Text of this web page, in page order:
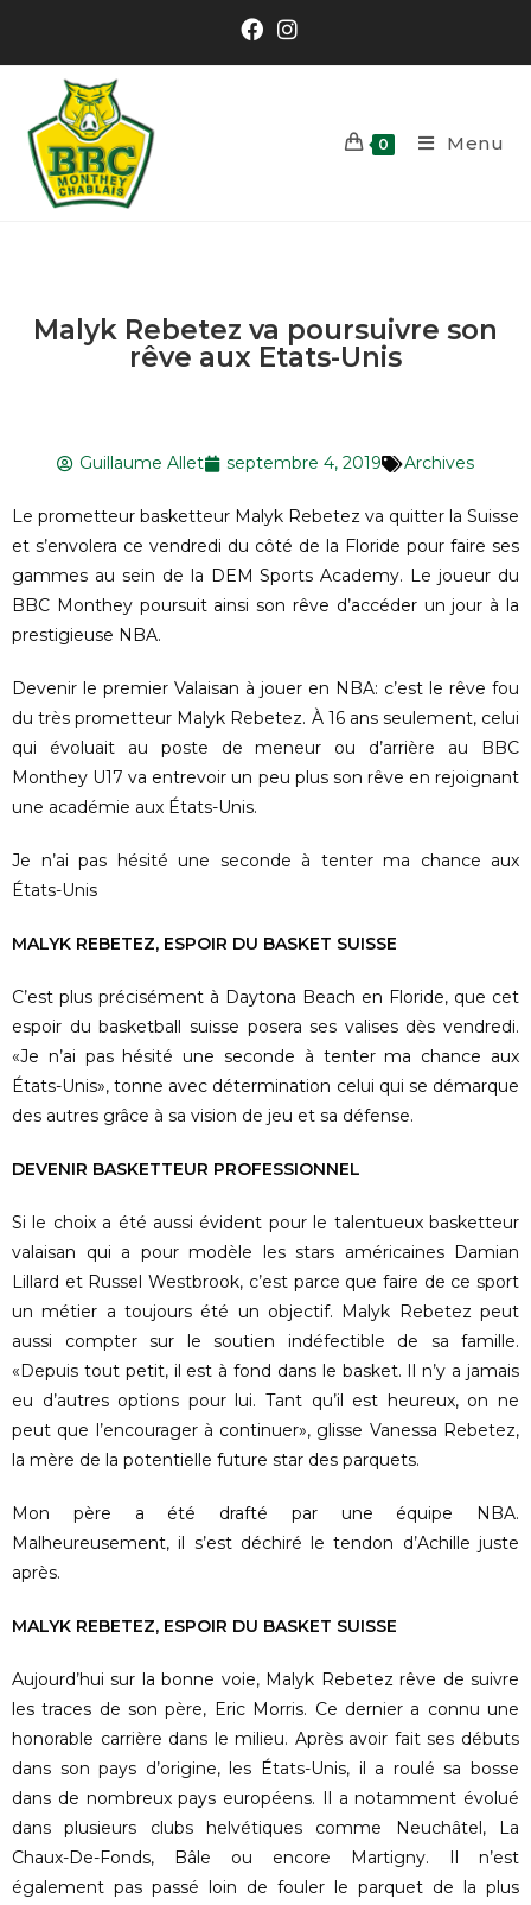
0 Menu
Malyk Rebetez va poursuivre son
rêve aux Etats-Unis
Guillaume Allet septembre 4, 2019 Archives
Le prometteur basketteur Malyk Rebetez va quitter la Suisse
et s’envolera ce vendredi du côté de la Floride pour faire ses
gammes au sein de la DEM Sports Academy. Le joueur du
BBC Monthey poursuit ainsi son rêve d’accéder un jour à la
prestigieuse NBA.
Devenir le premier Valaisan à jouer en NBA: c’est le rêve fou
du très prometteur Malyk Rebetez. À 16 ans seulement, celui
qui évoluait au poste de meneur ou d’arrière au BBC
Monthey U17 va entrevoir un peu plus son rêve en rejoignant
une académie aux États-Unis.
Je n’ai pas hésité une seconde à tenter ma chance aux
États-Unis
MALYK REBETEZ, ESPOIR DU BASKET SUISSE
C’est plus précisément à Daytona Beach en Floride, que cet
espoir du basketball suisse posera ses valises dès vendredi.
«Je n’ai pas hésité une seconde à tenter ma chance aux
États-Unis», tonne avec détermination celui qui se démarque
des autres grâce à sa vision de jeu et sa défense.
DEVENIR BASKETTEUR PROFESSIONNEL
Si le choix a été aussi évident pour le talentueux basketteur
valaisan qui a pour modèle les stars américaines Damian
Lillard et Russel Westbrook, c’est parce que faire de ce sport
un métier a toujours été un objectif. Malyk Rebetez peut
aussi compter sur le soutien indéfectible de sa famille.
«Depuis tout petit, il est à fond dans le basket. Il n’y a jamais
eu d’autres options pour lui. Tant qu’il est heureux, on ne
peut que l’encourager à continuer», glisse Vanessa Rebetez,
la mère de la potentielle future star des parquets.
Mon père a été drafté par une équipe NBA.
Malheureusement, il s’est déchiré le tendon d’Achille juste
après.
MALYK REBETEZ, ESPOIR DU BASKET SUISSE
Aujourd’hui sur la bonne voie, Malyk Rebetez rêve de suivre
les traces de son père, Eric Morris. Ce dernier a connu une
honorable carrière dans le milieu. Après avoir fait ses débuts
dans son pays d’origine, les États-Unis, il a roulé sa bosse
dans de nombreux pays européens. Il a notamment évolué
dans plusieurs clubs helvétiques comme Neuchâtel, La
Chaux-De-Fonds, Bâle ou encore Martigny. Il n’est
également pas passé loin de fouler le parquet de la plus